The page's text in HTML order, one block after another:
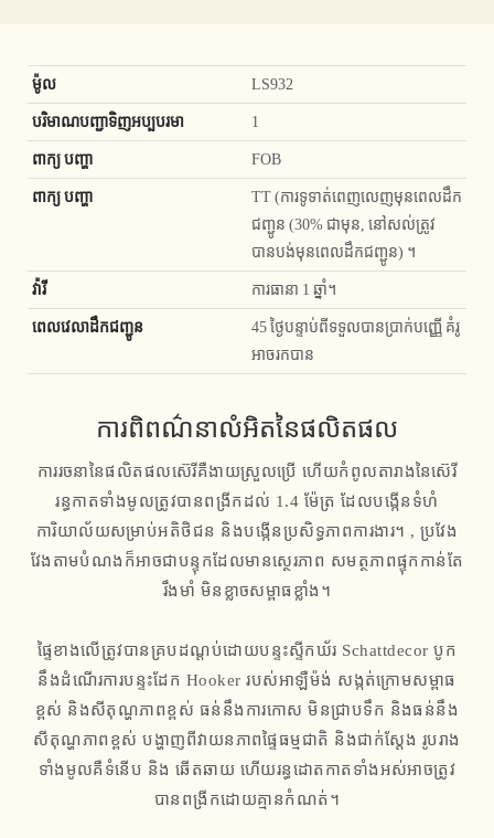
ម៉ូល LS932
បរិមាណបញ្ជាទិញអប្បបរមា 1
ពាក្យ បញ្ហា FOB
ពាក្យ បញ្ហា
TT (ការទូទាត់ពេញលេញមុនពេលដឹក
ជញ្ជូន (30% ជាមុន, នៅសល់ត្រូវ
បានបង់មុនពេលដឹកជញ្ជូន) ។
វ៉ារី ការធានា 1 ឆ្នាំ។
ពេលវេលាដឹកជញ្ជូន
45 ថ្ងៃបន្ទាប់ពីទទួលបានប្រាក់បញ្ញើ គំរូ
អាចរកបាន
ការពិពណ៌នាលំអិតនៃផលិតផល
ការរចនានៃផលិតផលស៊េរីគឺងាយស្រួលប្រើ ហើយកំពូលតារាងនៃស៊េរី
រន្ធកាតទាំងមូលត្រូវបានពង្រីកដល់ 1.4 ម៉ែត្រ ដែលបង្កើនទំហំ
ការិយាល័យសម្រាប់អតិថិជន និងបង្កើនប្រសិទ្ធភាពការងារ។ , ប្រវែង
វែងតាមបំណងក៏អាចជាបន្ទុកដែលមានស្ថេរភាព សមត្ថភាពផ្ទុកកាន់តែ
រឹងមាំ មិនខ្លាចសម្ពាធខ្លាំង។
ផ្ទៃខាងលើត្រូវបានគ្របដណ្ដប់ដោយបន្ទះស្ទីកឃ័រ Schattdecor បូក
នឹងដំណើរការបន្ទះដែក Hooker របស់អាឡឺម៉ង់ សង្កត់ក្រោមសម្ពាធ
ខ្ពស់ និងសីតុណ្ហភាពខ្ពស់ ធន់នឹងការកោស មិនជ្រាបទឹក និងធន់នឹង
សីតុណ្ហភាពខ្ពស់ បង្ហាញពីវាយនភាពផ្ទៃធម្មជាតិ និងជាក់ស្តែង រូបរាង
ទាំងមូលគឺទំនើប និង ឆើតឆាយ ហើយរន្ធដោតកាតទាំងអស់អាចត្រូវ
បានពង្រីកដោយគ្មានកំណត់។